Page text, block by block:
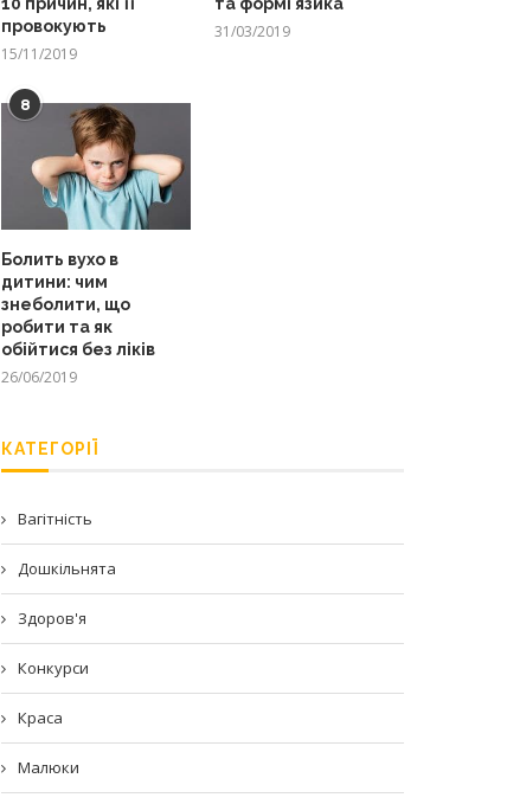
10 причин, які її
провокують
15/11/2019
та формі язика
31/03/2019
8
Болить вухо в
дитини: чим
знеболити, що
робити та як
обійтися без ліків
26/06/2019
КАТЕГОРІЇ
Вагітність
Дошкільнята
Здоров'я
Конкурси
Краса
Малюки